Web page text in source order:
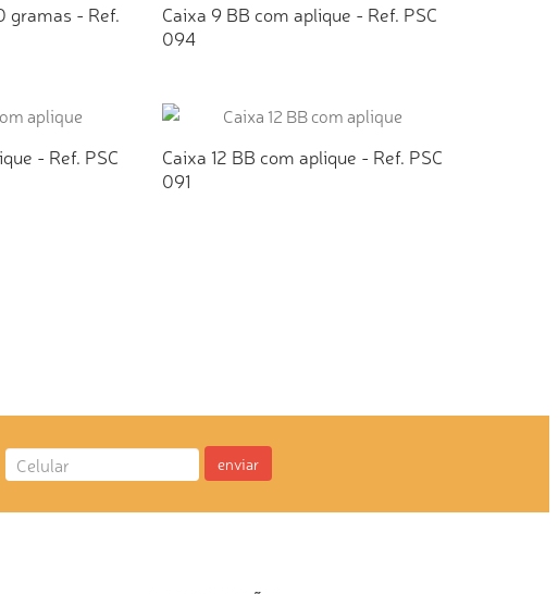
gramas - Ref.
Caixa 9 BB com aplique - Ref. PSC
094
- Ref. PSC
Caixa 12 BB com aplique - Ref. PSC
091
enviar